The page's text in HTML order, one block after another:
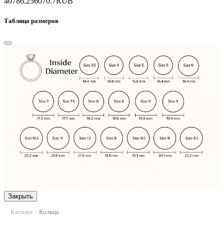
Таблица размеров
Закрыть
Каталог | Кольца